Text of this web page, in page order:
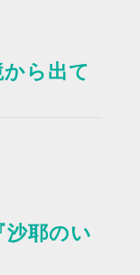
ら出て
沙耶のい